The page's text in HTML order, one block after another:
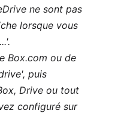
ne sont pas
lorsque vous
Box.com ou de
puis
Drive ou tout
configuré sur